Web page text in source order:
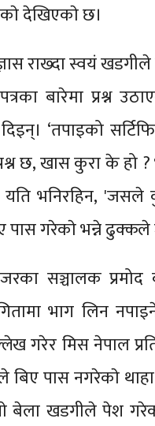
देखिएकाे छ।
राख्दा स्वयं
बारेमा प्रश्न
दिइन्। ‘तपाइको
छ, खास कुरा के हो
यति भनिरहिन,
गरेकाे भन्ने ढुक्कले
सञ्चालक
भाग लिन
गरेर मिस नेपाल
बिए पास नगरेकाे
बेला खडगीले पेश